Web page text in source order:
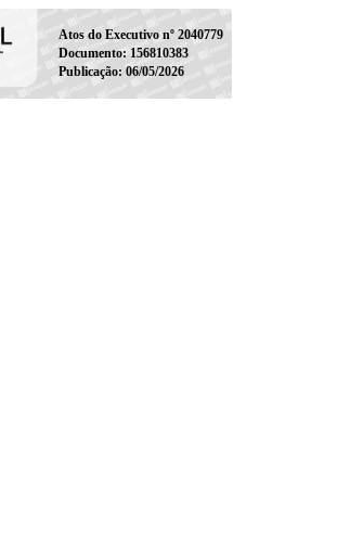
Atos do Executivo nº 2040779
Documento: 156810383
Publicação: 06/05/2026